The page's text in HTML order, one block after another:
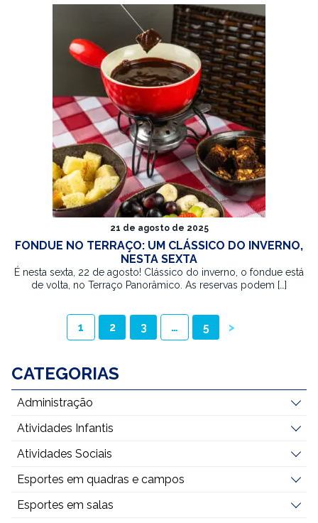
21 de agosto de 2025
FONDUE NO TERRAÇO: UM CLÁSSICO DO INVERNO,
NESTA SEXTA
É nesta sexta, 22 de agosto! Clássico do inverno, o fondue está
de volta, no Terraço Panorâmico. As reservas podem […]
PAGINAÇÃO
POSTS
1 2 3 … 5 >
CATEGORIAS
Administração
Atividades Infantis
Atividades Sociais
Esportes em quadras e campos
Esportes em salas